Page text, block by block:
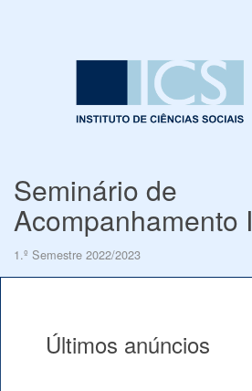
Seminário de
Acompanhamento I
1.º Semestre 2022/2023
Últimos anúncios